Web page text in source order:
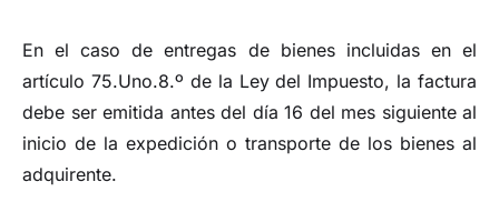
En el caso de entregas de bienes incluidas en el
artículo 75.Uno.8.º de la Ley del Impuesto, la factura
debe ser emitida antes del día 16 del mes siguiente al
inicio de la expedición o transporte de los bienes al
adquirente.